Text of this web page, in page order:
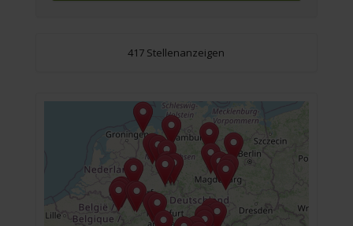
417 Stellenanzeigen